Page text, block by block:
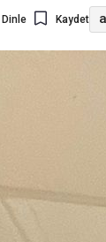
Dinle Kaydet